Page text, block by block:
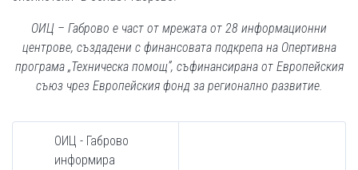
ОИЦ – Габрово е част от мрежата от 28 информационни
центрове, създадени с финансовата подкрепа на Опертивна
програма „Техническа помощ”, съфинансирана от Европейския
съюз чрез Европейския фонд за регионално развитие.
ОИЦ - Габрово
информира